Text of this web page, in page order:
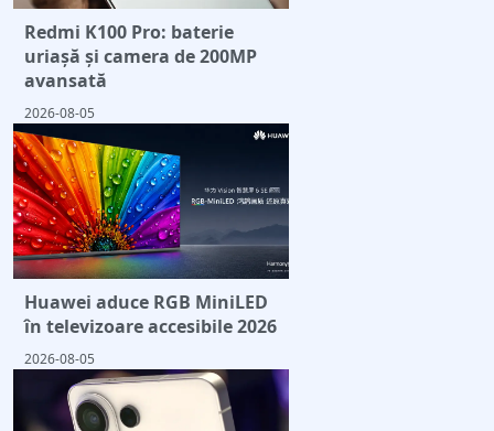
Redmi K100 Pro: baterie
uriașă și camera de 200MP
avansată
2026-08-05
Huawei aduce RGB MiniLED
în televizoare accesibile 2026
2026-08-05